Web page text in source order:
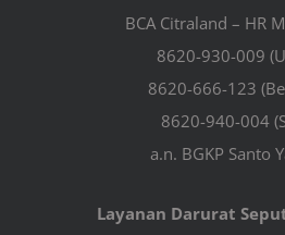
BCA Citraland – HR
8620-930-009
8620-666-123
8620-940-004
a.n. BGKP Santo
Layanan Darurat